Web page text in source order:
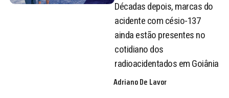
Décadas depois, marcas do
acidente com césio-137
ainda estão presentes no
cotidiano dos
radioacidentados em Goiânia
Adriano De Lavor